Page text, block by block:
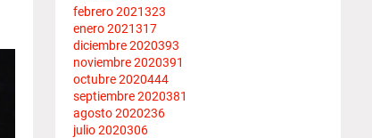
febrero 2021323
enero 2021317
diciembre 2020393
noviembre 2020391
octubre 2020444
septiembre 2020381
agosto 2020236
julio 2020306